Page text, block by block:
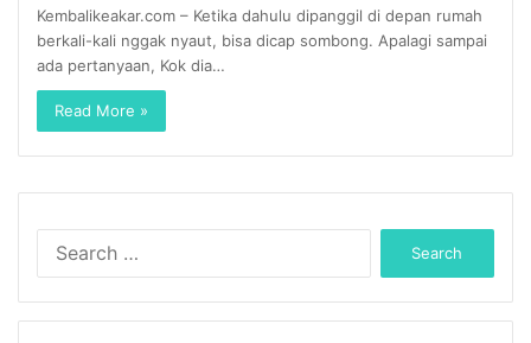
Kembalikeakar.com – Ketika dahulu dipanggil di depan rumah
berkali-kali nggak nyaut, bisa dicap sombong. Apalagi sampai
ada pertanyaan, Kok dia…
Read More »